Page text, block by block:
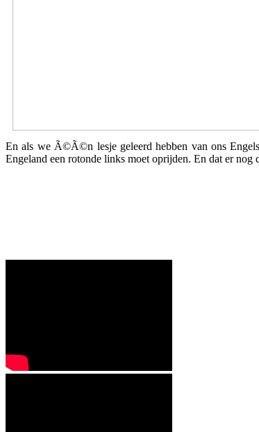
En als we Ã©Ã©n lesje geleerd hebben van ons
Engeland een rotonde links moet oprijden. En dat er nog